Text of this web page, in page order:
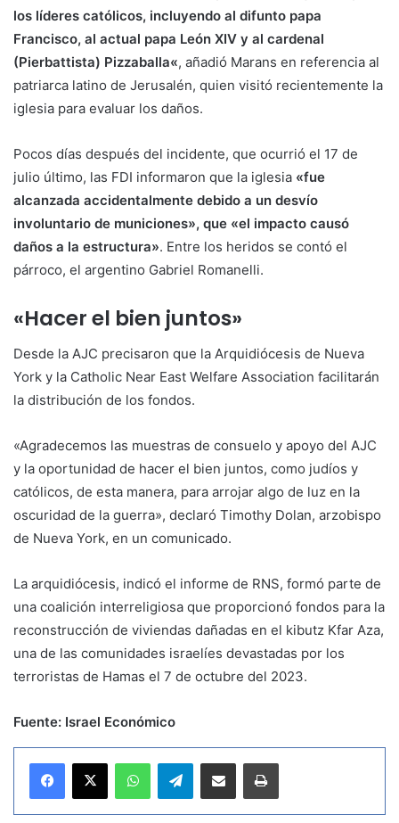
los líderes católicos, incluyendo al difunto papa
Francisco, al actual papa León XIV y al cardenal
(Pierbattista) Pizzaballa«, añadió Marans en referencia al
patriarca latino de Jerusalén, quien visitó recientemente la
iglesia para evaluar los daños.
Pocos días después del incidente, que ocurrió el 17 de
julio último, las FDI informaron que la iglesia «fue
alcanzada accidentalmente debido a un desvío
involuntario de municiones», que «el impacto causó
daños a la estructura». Entre los heridos se contó el
párroco, el argentino Gabriel Romanelli.
«Hacer el bien juntos»
Desde la AJC precisaron que la Arquidiócesis de Nueva
York y la Catholic Near East Welfare Association facilitarán
la distribución de los fondos.
«Agradecemos las muestras de consuelo y apoyo del AJC
y la oportunidad de hacer el bien juntos, como judíos y
católicos, de esta manera, para arrojar algo de luz en la
oscuridad de la guerra», declaró Timothy Dolan, arzobispo
de Nueva York, en un comunicado.
La arquidiócesis, indicó el informe de RNS, formó parte de
una coalición interreligiosa que proporcionó fondos para la
reconstrucción de viviendas dañadas en el kibutz Kfar Aza,
una de las comunidades israelíes devastadas por los
terroristas de Hamas el 7 de octubre del 2023.
Fuente: Israel Económico
Telegram